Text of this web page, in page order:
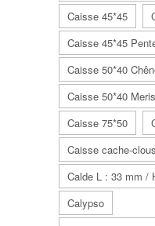
Caisse 45*45
Caisse 45*45
Caisse 50*40
Caisse 50*40
Caisse 75*50
Caisse cache-clous
Calde L : 33 mm /
Calypso